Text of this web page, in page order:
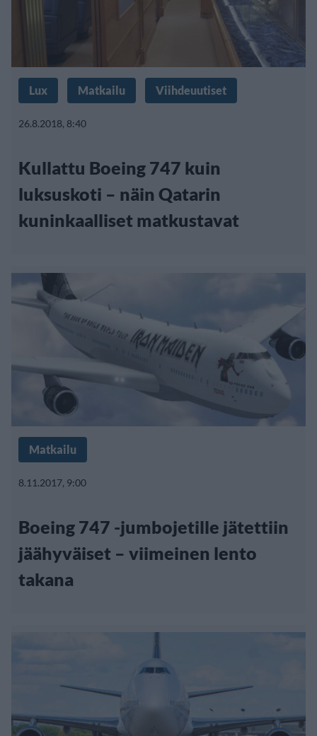
Lux Matkailu Viihdeuutiset
26.8.2018, 8:40
Kullattu Boeing 747 kuin
luksuskoti – näin Qatarin
kuninkaalliset matkustavat
Matkailu
8.11.2017, 9:00
Boeing 747 -jumbojetille jätettiin
jäähyväiset – viimeinen lento
takana